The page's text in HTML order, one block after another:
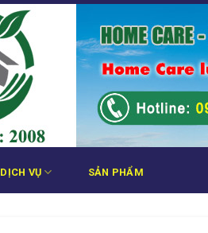
DỊCH VỤ SẢN PHẨM